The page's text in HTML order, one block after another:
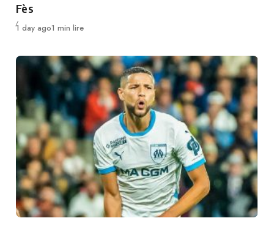
Fès
Publié
1 day ago1 min lire